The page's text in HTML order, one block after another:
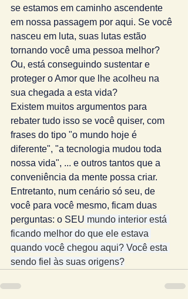
se estamos em caminho ascendente
em nossa passagem por aqui. Se você
nasceu em luta, suas lutas estão
tornando você uma pessoa melhor?
Ou, está conseguindo sustentar e
proteger o Amor que lhe acolheu na
sua chegada a esta vida?
Existem muitos argumentos para
rebater tudo isso se você quiser, com
frases do tipo "o mundo hoje é
diferente", "a tecnologia mudou toda
nossa vida", ... e outros tantos que a
conveniência da mente possa criar.
Entretanto, num cenário só seu, de
você para você mesmo, ficam duas
perguntas: o SEU mundo interior está
ficando melhor do que ele estava
quando você chegou aqui? Você esta
sendo fiel às suas origens?